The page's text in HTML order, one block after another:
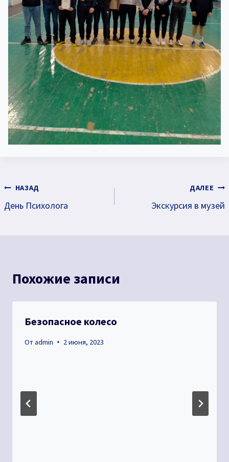
Навигация
по
НАЗАД
День Психолога
ДАЛЕЕ
Экскурсия в музей
Похожие записи
Безопасное колесо
Отadmin 2 июня, 2023